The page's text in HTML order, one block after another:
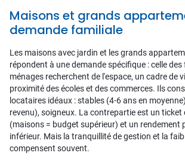
Maisons et grands
demande familiale
Les maisons avec jardin et les grands
répondent à une demande spécifique : celle des
ménages recherchent de l'espace, un cadre de
proximité des écoles et des commerces. Ils
locataires idéaux : stables (4-6 ans en
revenu), soigneux. La contrepartie est un ticket
(maisons = budget supérieur) et un rendement
inférieur. Mais la tranquillité de gestion et la
compensent souvent.